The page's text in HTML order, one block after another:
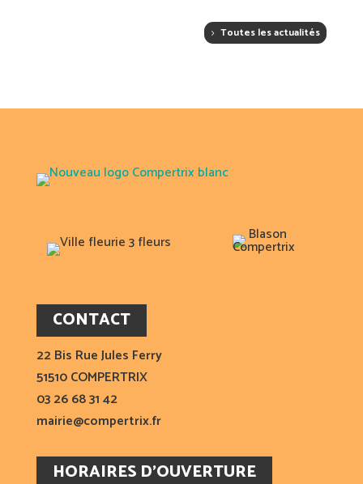
Toutes les actualités
CONTACT
22 Bis Rue Jules Ferry
51510 COMPERTRIX
03 26 68 31 42
mairie@compertrix.fr
HORAIRES D’OUVERTURE